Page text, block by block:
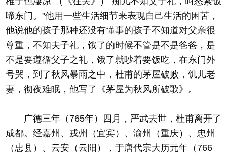
啼东门。"他用一些生活细节来表现自己生活的困苦，
他说他的孩子那种还没有懂事的孩子不知道对父亲很
尊重，不知夫子礼，饿了的时候不管是不是爸爸，是
不是要遵循父子之礼，饿了就吵着要饭吃，在东门外
号哭，到了秋风暴雨之中，杜甫的茅屋破败，饥儿老
妻，彻夜难眠，他写了《茅屋为秋风所破歌》。
广德三年（765年）四月，严武去世，杜甫离开了
成都。经嘉州、戎州（宜宾）、渝州（重庆）、忠州
（忠县）、云安（云阳），于唐代宗大历元年（766